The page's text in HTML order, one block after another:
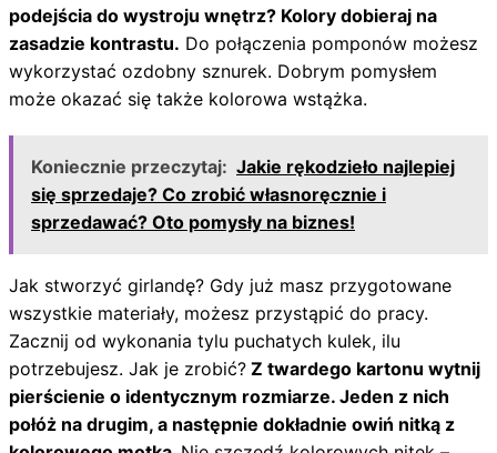
podejścia do wystroju wnętrz? Kolory dobieraj na
zasadzie kontrastu. Do połączenia pomponów możesz
wykorzystać ozdobny sznurek. Dobrym pomysłem
może okazać się także kolorowa wstążka.
Koniecznie przeczytaj: Jakie rękodzieło najlepiej
się sprzedaje? Co zrobić własnoręcznie i
sprzedawać? Oto pomysły na biznes!
Jak stworzyć girlandę? Gdy już masz przygotowane
wszystkie materiały, możesz przystąpić do pracy.
Zacznij od wykonania tylu puchatych kulek, ilu
potrzebujesz. Jak je zrobić? Z twardego kartonu wytnij
pierścienie o identycznym rozmiarze. Jeden z nich
połóż na drugim, a następnie dokładnie owiń nitką z